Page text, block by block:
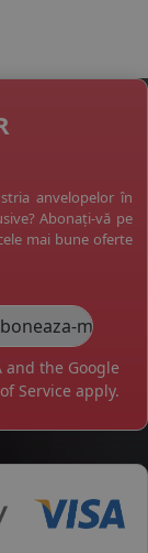
anvelopelor în
Abonați-vă pe
mai bune oferte
and the Google
Service apply.